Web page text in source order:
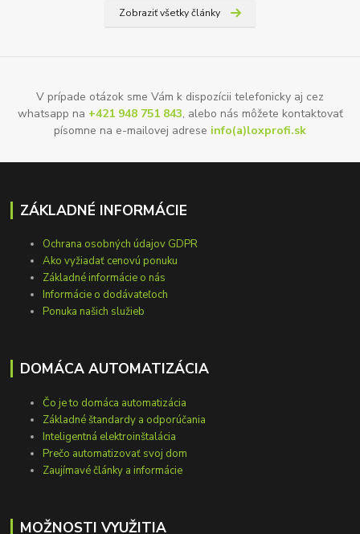
Zobraziť všetky články
V prípade otázok sme Vám k dispozícii telefonicky aj cez
whatsapp na +421 948 751 843, alebo nás môžete kontaktovať
písomne na e-mailovej adrese info(a)loxprofi.sk
ZÁKLADNÉ INFORMÁCIE
Ochrana osobných údajov GDPR
Ako vyžiadať cenovú ponuku
Základné informácie o nás
Informácie o dodávateľoch
Ponuka našich služieb
DOMÁCA AUTOMATIZÁCIA
Čo je to domáca automatizácia
Základné štandardy a odporúčania
Inteligentná elektroinštalácia
Prečo automatizovať svoj dom
Zaujímavé články a informácie
MOŽNOSTI VYUŽITIA